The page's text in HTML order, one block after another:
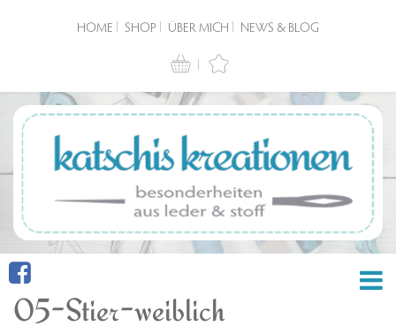
HOME SHOP ÜBER MICH NEWS & BLOG
05-Stier-weiblich